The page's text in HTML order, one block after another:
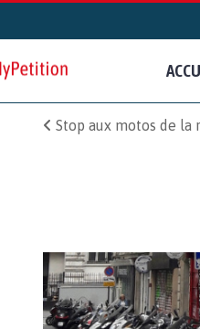
Stop aux motos de la